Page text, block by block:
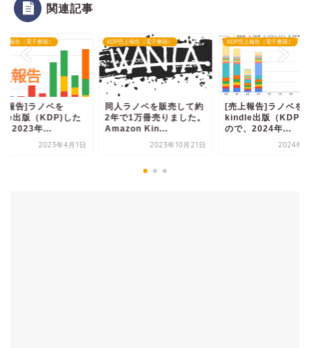
関連記事
上報告（電子書籍）
報告]ラノベを
出版（KDP)した
、2023年...
2023年4月1日
KDP売上報告（電子書籍）
同人ラノベを販売して約
2年で1万冊売りました。
Amazon Kin...
2023年10月21日
KDP売上報告（電子書籍）
[売上報告]ラノベを
kindle出版（KDP)
ので、2024年...
2024年6